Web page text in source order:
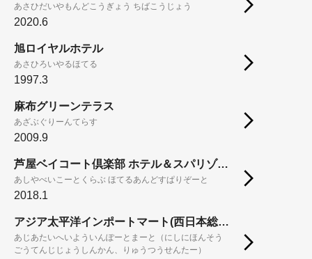
あさひだいやもんどこうぎょう ちばこうじょう
2020.6
旭ロイヤルホテル
あさひろいやるほてる
1997.3
麻布グリーンテラス
あざぶぐりーんてらす
2009.9
芦屋ベイコート倶楽部 ホテル＆スパリゾート
あしやべいこーとくらぶ ほてるあんどすぱりぞーと
2018.1
アジア太平洋インポートマート(西日本総合展示場新館、流通センター)
あじあたいへいよういんぽーとまーと（にしにほんそう
ごうてんじじょうしんかん、りゅうつうせんたー）